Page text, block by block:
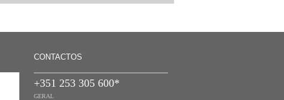
CONTACTOS
+351 253 305 600*
GERAL